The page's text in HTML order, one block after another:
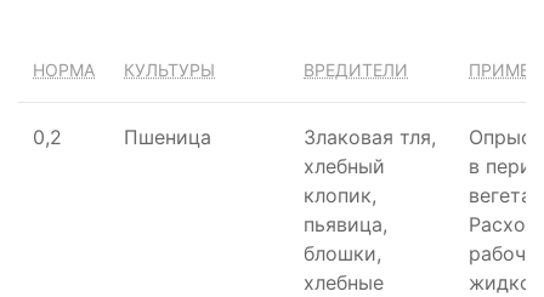
НОРМА КУЛЬТУРЫ ВРЕДИТЕЛИ
0,2 Пшеница
Злаковая тля,
хлебный
клопик,
пьявица,
блошки,
хлебные
в
Расход